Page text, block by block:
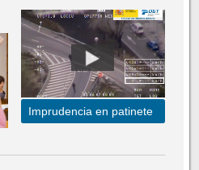
Imprudencia en patinete